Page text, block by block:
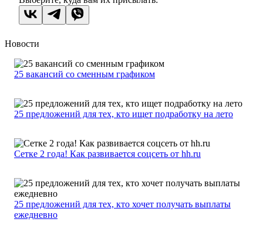
Новости
25 вакансий со сменным графиком
25 предложений для тех, кто ищет подработку на лето
Сетке 2 года! Как развивается соцсеть от hh.ru
25 предложений для тех, кто хочет получать выплаты
ежедневно